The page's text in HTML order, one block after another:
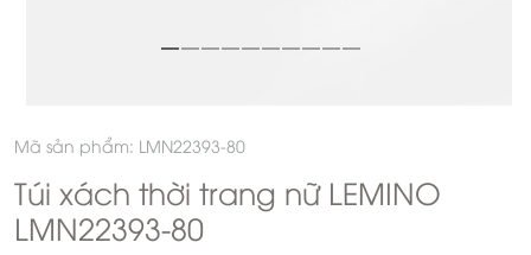
Mã sản phẩm: LMN22393-80
Túi xách thời trang nữ LEMINO
LMN22393-80